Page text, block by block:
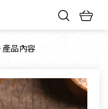
目前頁面：
產品內容